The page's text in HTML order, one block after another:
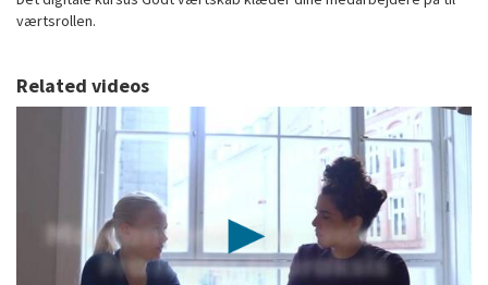
værtsrollen.
Related videos